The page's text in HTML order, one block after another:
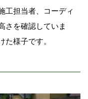
工担当者、コーディ
さを確認していま
た様子です。